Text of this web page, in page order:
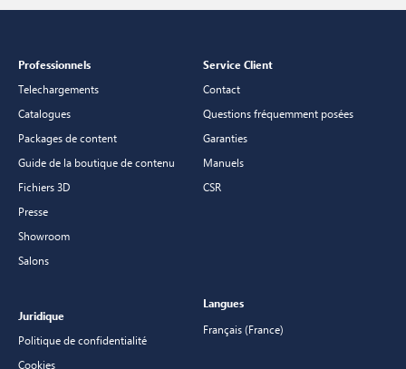
Professionnels
Telechargements
Catalogues
Packages de content
Guide de la boutique de contenu
Fichiers 3D
Presse
Showroom
Salons
Service Client
Contact
Questions fréquemment posées
Garanties
Manuels
CSR
Juridique
Politique de confidentialité
Cookies
Langues
Français (France)